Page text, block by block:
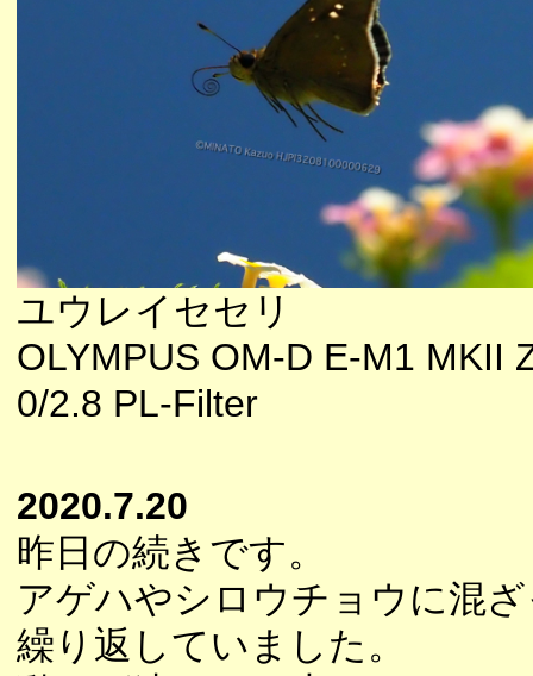
ユウレイセセリ
OLYMPUS OM-D E-M1 MKII
0/2.8 PL-Filter
2020.7.20
昨日の続きです。
アゲハやシロウチョウに混
繰り返していました。